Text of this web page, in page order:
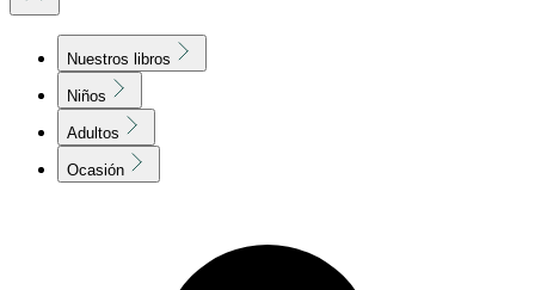
Nuestros libros
Niños
Adultos
Ocasión